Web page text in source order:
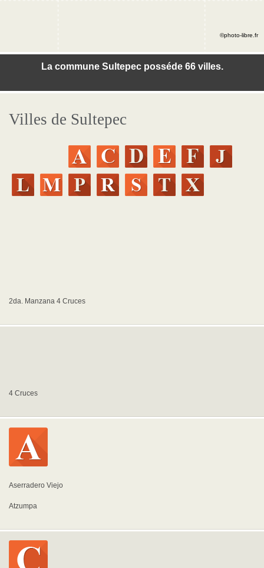
La commune Sultepec posséde 66 villes.
©photo-libre.fr
Villes de Sultepec
2da. Manzana 4 Cruces
4 Cruces
Aserradero Viejo
Atzumpa